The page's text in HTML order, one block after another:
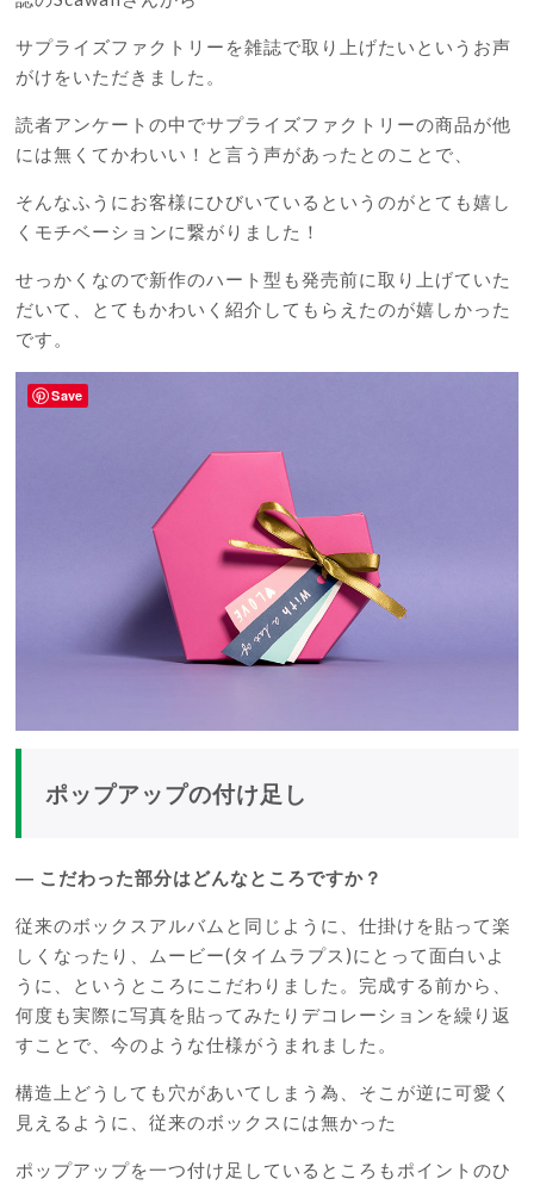
サプライズファクトリーを雑誌で取り上げたいというお声
がけをいただきました。
読者アンケートの中でサプライズファクトリーの商品が他
には無くてかわいい！と言う声があったとのことで、
そんなふうにお客様にひびいているというのがとても嬉し
くモチベーションに繋がりました！
せっかくなので新作のハート型も発売前に取り上げていた
だいて、とてもかわいく紹介してもらえたのが嬉しかった
です。
ポップアップの付け足し
― こだわった部分はどんなところですか？
従来のボックスアルバムと同じように、仕掛けを貼って楽
しくなったり、ムービー(タイムラプス)にとって面白いよ
うに、というところにこだわりました。完成する前から、
何度も実際に写真を貼ってみたりデコレーションを繰り返
すことで、今のような仕様がうまれました。
構造上どうしても穴があいてしまう為、そこが逆に可愛く
見えるように、従来のボックスには無かった
ポップアップを一つ付け足しているところもポイントのひ
Save